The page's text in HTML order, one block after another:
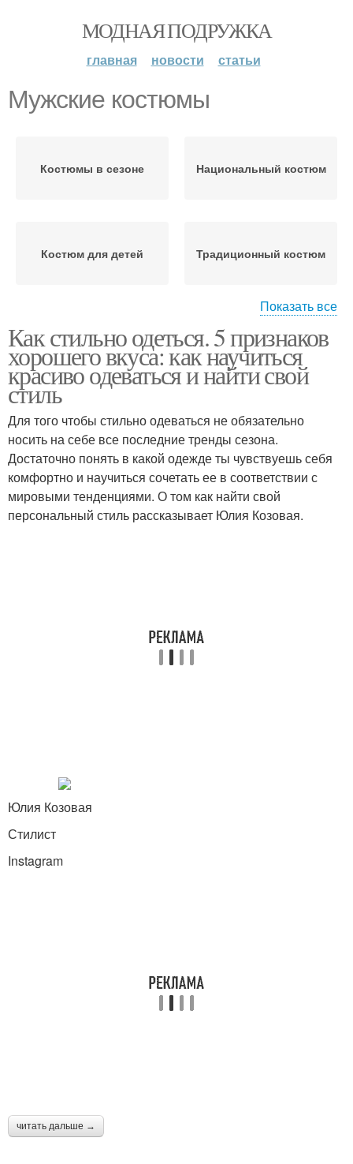
МОДНАЯ ПОДРУЖКА
главная новости статьи
Мужские костюмы
Костюмы в сезоне Национальный костюм
Костюм для детей Традиционный костюм
Немецкие костюмы Женские костюмы
Деловой костюм Брючные костюмы
Модные костюмы Деловые костюмы
Показать все
Как стильно одеться. 5 признаков
хорошего вкуса: как научиться
красиво одеваться и найти свой
стиль
Для того чтобы стильно одеваться не обязательно
носить на себе все последние тренды сезона.
Достаточно понять в какой одежде ты чувствуешь себя
комфортно и научиться сочетать ее в соответствии с
мировыми тенденциями. О том как найти свой
персональный стиль рассказывает Юлия Козовая.
Юлия Козовая
Стилист
Instagram
читать дальше →